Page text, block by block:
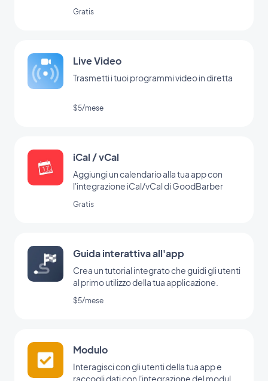
Gratis
Live Video
Trasmetti i tuoi programmi video in diretta
$5/mese
iCal / vCal
Aggiungi un calendario alla tua app con
l'integrazione iCal/vCal di GoodBarber
Gratis
Guida interattiva all'app
Crea un tutorial integrato che guidi gli utenti
al primo utilizzo della tua applicazione.
$5/mese
Modulo
Interagisci con gli utenti della tua app e
raccogli dati con l'integrazione del modulo